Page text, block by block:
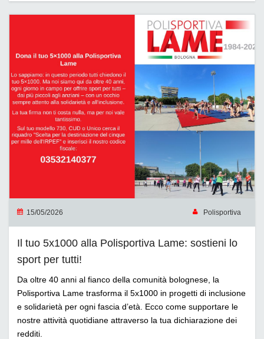
15/05/2026 Polisportiva
Il tuo 5x1000 alla Polisportiva Lame: sostieni lo
sport per tutti!
Da oltre 40 anni al fianco della comunità bolognese, la
Polisportiva Lame trasforma il 5x1000 in progetti di inclusione
e solidarietà per ogni fascia d’età. Ecco come supportare le
nostre attività quotidiane attraverso la tua dichiarazione dei
redditi.